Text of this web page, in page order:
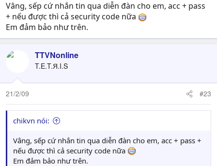
Vâng, sếp cứ nhắn tin qua diễn đàn cho em, acc + pass
+ nếu được thì cả security code nữa
Em đảm bảo như trên.
TTVNonline
T.E.T.Я.I.S
21/2/09 #23
chikvn nói:
Vâng, sếp cứ nhắn tin qua diễn đàn cho em, acc + pass +
nếu được thì cả security code nữa
Em đảm bảo như trên.